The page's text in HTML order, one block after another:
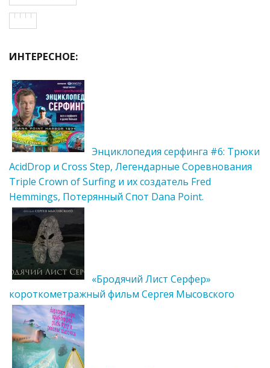
ИНТЕРЕСНОЕ:
Энциклопедия серфинга #6: Трюки
AcidDrop и Cross Step, Легендарные Соревнования
Triple Crown of Surfing и их создатель Fred
Hemmings, Потерянный Cпот Dana Point.
«Бродячий Лист Серфер»
короткометражный фильм Сергея Мысовского